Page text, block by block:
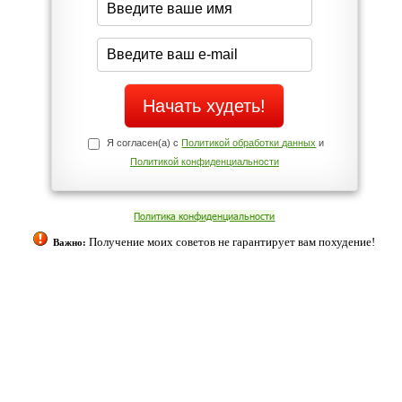
Телефоны службы поддержки
+7 (909) 421-77-27
cookies. Оставаясь с нами, вы соглашаетесь с нашей
Согласен